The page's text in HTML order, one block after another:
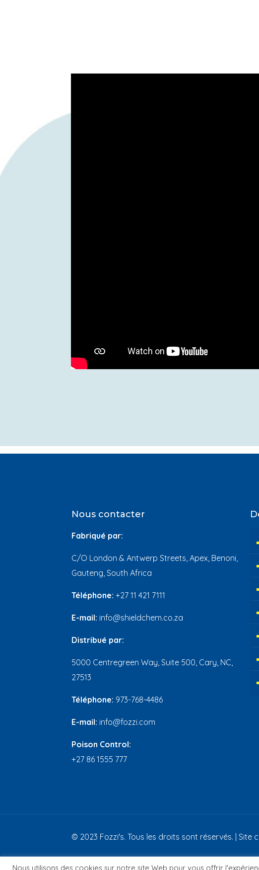
Nous contacter
Fabriqué par:
C/O London & Antwerp Streets, Apex, Benoni,
Gauteng, South Africa
Téléphone: +27 11 421 7111
E-mail: info@shieldchem.co.za
Distribué par:
5000 Centregreen Way, Suite 500, Cary, NC,
27513
Téléphone: 973-768-4486
E-mail: info@fozzi.com
Poison Control:
+27 86 1555 777
© 2023 Fozzi's. Tous les droits sont réservés. | Site
Nous utilisons des cookies sur notre site Web pour vous offrir